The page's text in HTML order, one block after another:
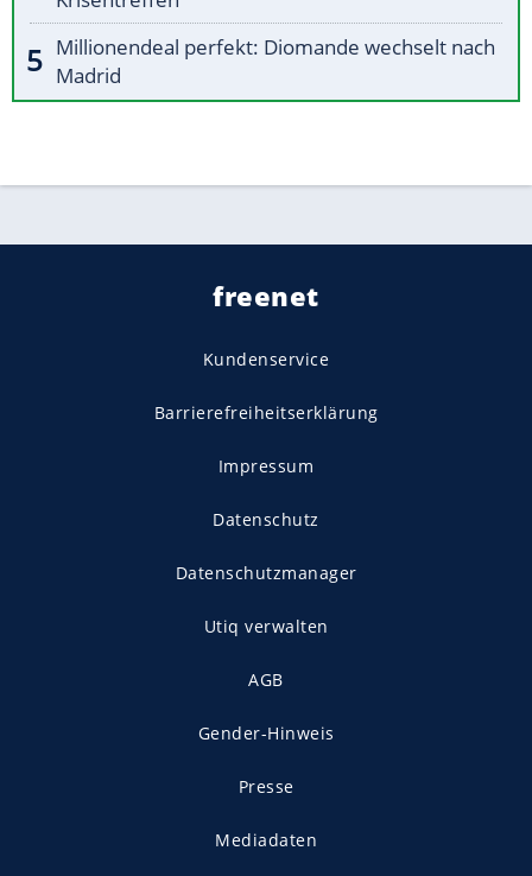
Millionendeal perfekt: Diomande wechselt nach
Madrid
freenet
Kundenservice
Barrierefreiheitserklärung
Impressum
Datenschutz
Datenschutzmanager
Utiq verwalten
AGB
Gender-Hinweis
Presse
Mediadaten